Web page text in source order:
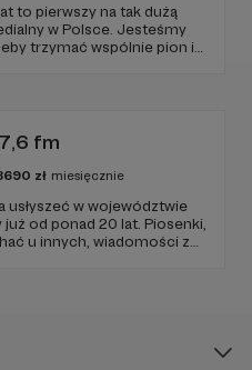
to pierwszy na tak dużą
w Polsce. Jesteśmy
trzymać wspólnie pion i
fm
zł miesięcznie
usłyszeć w województwie
od ponad 20 lat. Piosenki,
u innych, wiadomości z